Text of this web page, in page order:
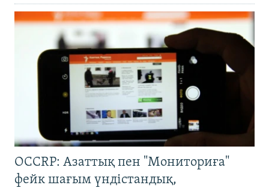
OCCRP: Азаттық пен "Мониториға"
фейк шағым үндістандық,